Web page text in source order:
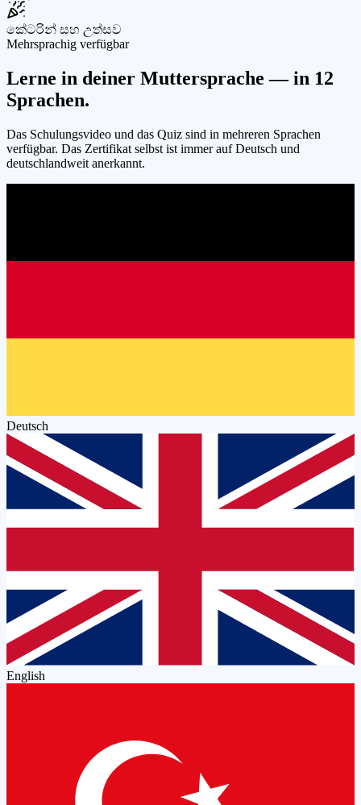
කේටරින් සහ උත්සව
Mehrsprachig verfügbar
Lerne in deiner Muttersprache — in 12
Sprachen.
Das Schulungsvideo und das Quiz sind in mehreren Sprachen
verfügbar. Das Zertifikat selbst ist immer auf Deutsch und
deutschlandweit anerkannt.
Deutsch
English